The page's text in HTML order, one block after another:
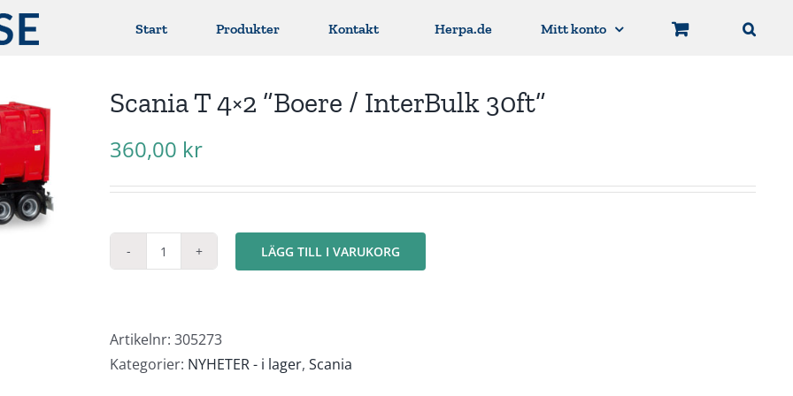
Start Produkter Kontakt Herpa.de Mitt konto
Scania T 4×2 ”Boere / InterBulk 30ft”
360,00 kr
Scania
"Boere
/
LÄGG TILL I VARUKORG
Artikelnr: 305273
Kategorier: NYHETER - i lager, Scania